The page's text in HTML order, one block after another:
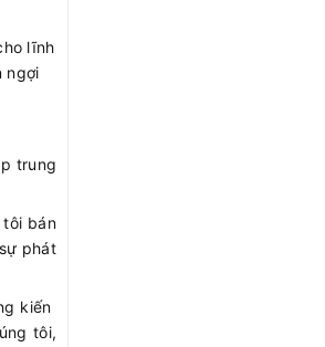
lĩnh
ngợi
trung
bán
phát
kiến
tôi,